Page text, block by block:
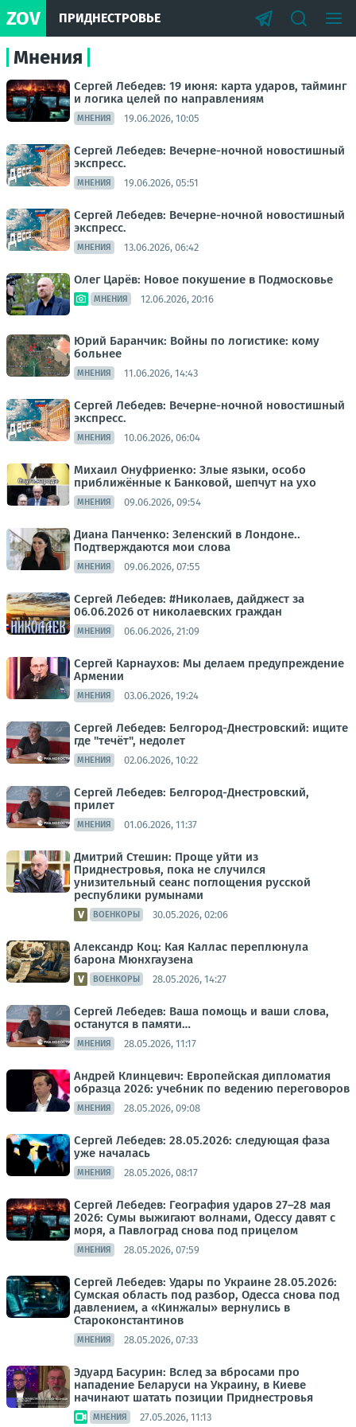
ZOV ПРИДНЕСТРОВЬЕ
Мнения
Сергей Лебедев: 19 июня: карта ударов, тайминг
и логика целей по направлениям
МНЕНИЯ 19.06.2026, 10:05
Сергей Лебедев: Вечерне-ночной новостишный
экспресс.
МНЕНИЯ 19.06.2026, 05:51
Сергей Лебедев: Вечерне-ночной новостишный
экспресс.
МНЕНИЯ 13.06.2026, 06:42
Олег Царёв: Новое покушение в Подмосковье
МНЕНИЯ 12.06.2026, 20:16
Юрий Баранчик: Войны по логистике: кому
больнее
МНЕНИЯ 11.06.2026, 14:43
Сергей Лебедев: Вечерне-ночной новостишный
экспресс.
МНЕНИЯ 10.06.2026, 06:04
Михаил Онуфриенко: Злые языки, особо
приближённые к Банковой, шепчут на ухо
МНЕНИЯ 09.06.2026, 09:54
Диана Панченко: Зеленский в Лондоне..
Подтверждаются мои слова
МНЕНИЯ 09.06.2026, 07:55
Сергей Лебедев: #Николаев, дайджест за
06.06.2026 от николаевских граждан
МНЕНИЯ 06.06.2026, 21:09
Сергей Карнаухов: Мы делаем предупреждение
Армении
МНЕНИЯ 03.06.2026, 19:24
Сергей Лебедев: Белгород-Днестровский: ищите
где "течёт", недолет
МНЕНИЯ 02.06.2026, 10:22
Сергей Лебедев: Белгород-Днестровский,
прилет
МНЕНИЯ 01.06.2026, 11:37
Дмитрий Стешин: Проще уйти из
Приднестровья, пока не случился
унизительный сеанс поглощения русской
республики румынами
ВОЕНКОРЫ 30.05.2026, 02:06
Александр Коц: Кая Каллас переплюнула
барона Мюнхгаузена
ВОЕНКОРЫ 28.05.2026, 14:27
Сергей Лебедев: Ваша помощь и ваши слова,
останутся в памяти…
МНЕНИЯ 28.05.2026, 11:17
Андрей Клинцевич: Европейская дипломатия
образца 2026: учебник по ведению переговоров
МНЕНИЯ 28.05.2026, 09:08
Сергей Лебедев: 28.05.2026: следующая фаза
уже началась
МНЕНИЯ 28.05.2026, 08:17
Сергей Лебедев: География ударов 27–28 мая
2026: Сумы выжигают волнами, Одессу давят с
моря, а Павлоград снова под прицелом
МНЕНИЯ 28.05.2026, 07:59
Сергей Лебедев: Удары по Украине 28.05.2026:
Сумская область под разбор, Одесса снова под
давлением, а «Кинжалы» вернулись в
Староконстантинов
МНЕНИЯ 28.05.2026, 07:33
Эдуард Басурин: Вслед за вбросами про
нападение Беларуси на Украину, в Киеве
начинают шатать позиции Приднестровья
МНЕНИЯ 27.05.2026, 11:13